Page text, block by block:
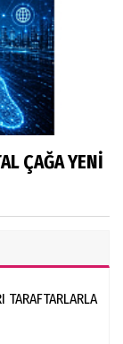
ÇAĞA YENİ
TARAFTARLARLA